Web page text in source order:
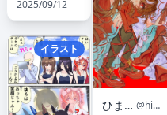
2025/09/12
イラスト
ひまわり ひむか🌻
@himawari_himuka